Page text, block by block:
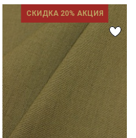
СКИДКА 20% АКЦИЯ